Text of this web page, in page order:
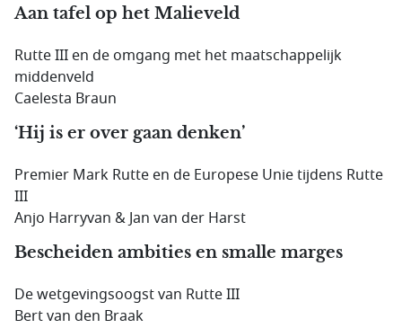
Aan tafel op het Malieveld
Rutte III en de omgang met het maatschappelijk
middenveld
Caelesta Braun
‘Hij is er over gaan denken’
Premier Mark Rutte en de Europese Unie tijdens Rutte
III
Anjo Harryvan & Jan van der Harst
Bescheiden ambities en smalle marges
De wetgevingsoogst van Rutte III
Bert van den Braak